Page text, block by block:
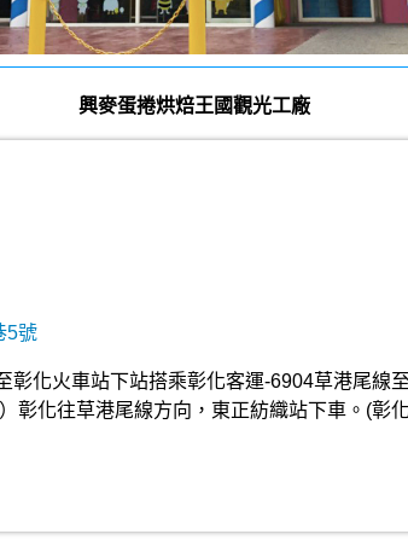
興麥蛋捲烘焙王國觀光工廠
5號
彰化火車站下站搭乘彰化客運-6904草港尾線
彰化往草港尾線方向，東正紡織站下車。(彰